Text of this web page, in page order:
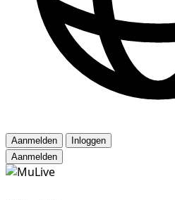
Aanmelden
Inloggen
Aanmelden